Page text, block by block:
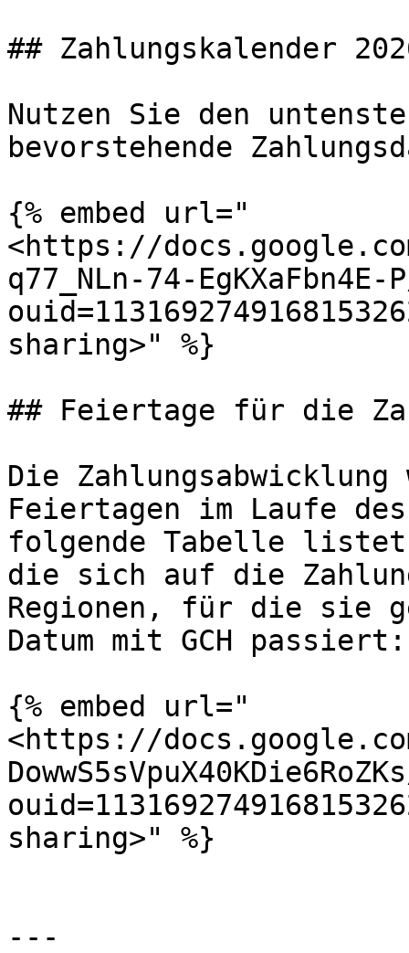
## Zahlungskalender
Nutzen Sie den
bevorstehende
{% embed url="
<https://
q77_NLn-74-
sharing>" %}
## Feiertage für die
Die
Feiertagen im Laufe
folgende Tabelle
die sich auf die
Regionen, für die sie
Datum mit GCH passiert:
{% embed url="
<https://
sharing>" %}
---